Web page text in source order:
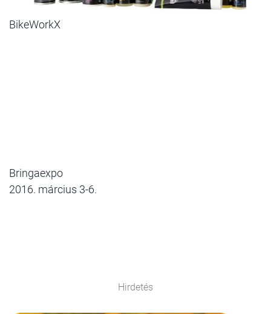
BikeWorkX
Bringaexpo
2016. március 3-6.
Hirdetés